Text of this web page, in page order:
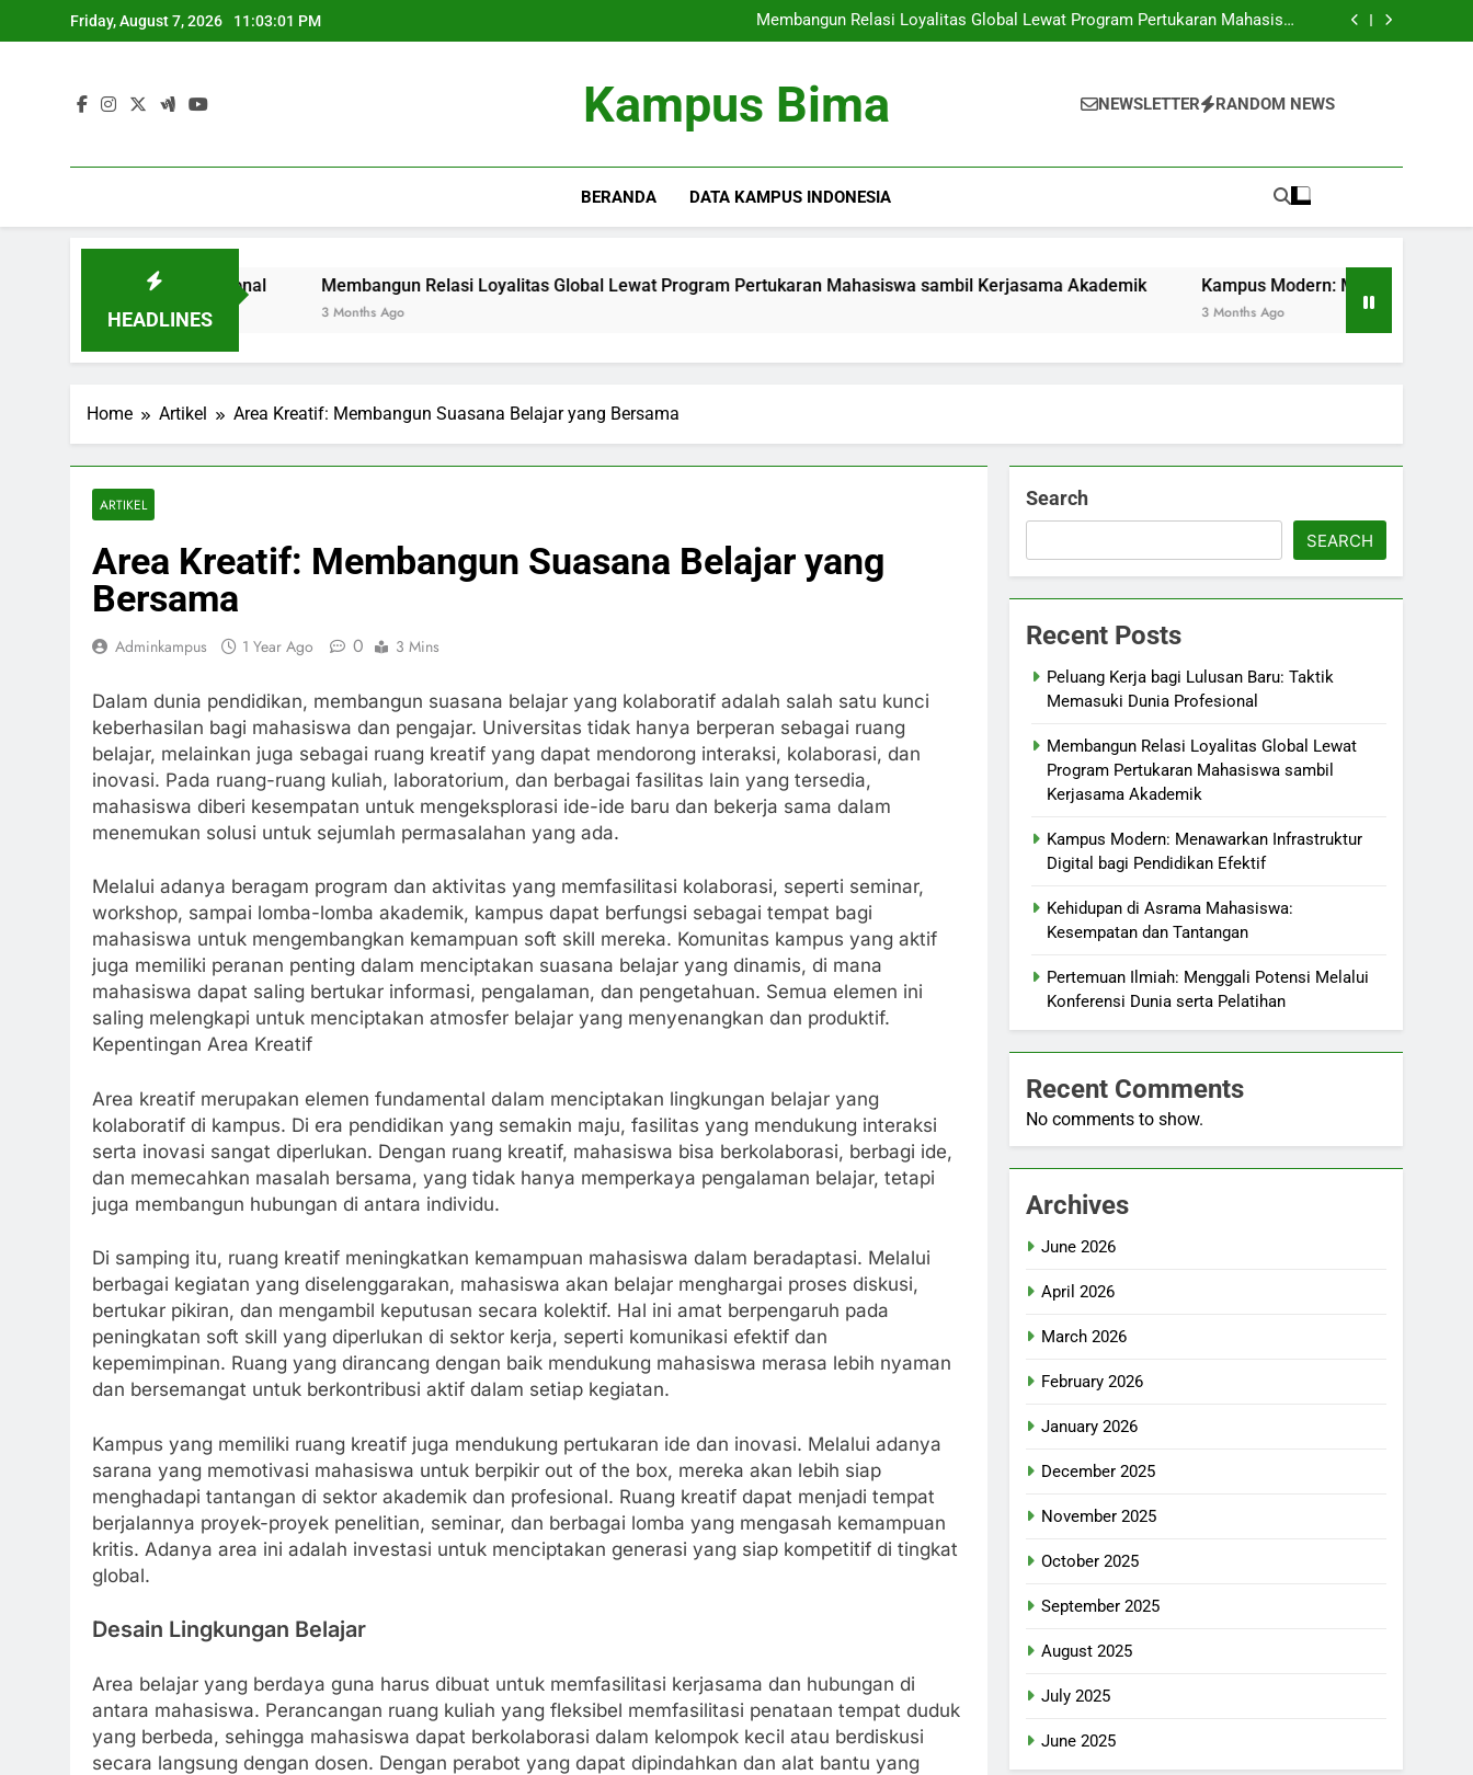
to
Friday, August 7, 2026 11:03:01 PM
Membangun Relasi Loyalitas Global Lewat Program Pertukaran Mahasiswa
sambil Kerjasama Akademik
Kampus Modern: Menawarkan Infrastruktur Digital bagi Pendidikan Efektif
Membangun Relasi Loyalitas Global Lewat Program Pertukaran Mahasiswa
sambil Kerjasama Akademik
Kampus Modern: Menawarkan Infrastruktur Digital bagi Pendidikan Efektif
Kampus Bima NEWSLETTER RANDOM NEWS
BERANDA DATA KAMPUS INDONESIA
HEADLINES
Dunia Profesional Membangun Relasi Loyalitas Global Lewat Program Pertukaran Mahasiswa sambil Kerjasama Akademik
3 Months Ago
Kampus Modern: Menawarkan
3 Months Ago
Home Artikel Area Kreatif: Membangun Suasana Belajar yang Bersama
ARTIKEL
Area Kreatif: Membangun Suasana Belajar yang
Bersama
Adminkampus 1 Year Ago 0 3 Mins
Dalam dunia pendidikan, membangun suasana belajar yang kolaboratif adalah salah satu kunci
keberhasilan bagi mahasiswa dan pengajar. Universitas tidak hanya berperan sebagai ruang
belajar, melainkan juga sebagai ruang kreatif yang dapat mendorong interaksi, kolaborasi, dan
inovasi. Pada ruang-ruang kuliah, laboratorium, dan berbagai fasilitas lain yang tersedia,
mahasiswa diberi kesempatan untuk mengeksplorasi ide-ide baru dan bekerja sama dalam
menemukan solusi untuk sejumlah permasalahan yang ada.
Melalui adanya beragam program dan aktivitas yang memfasilitasi kolaborasi, seperti seminar,
workshop, sampai lomba-lomba akademik, kampus dapat berfungsi sebagai tempat bagi
mahasiswa untuk mengembangkan kemampuan soft skill mereka. Komunitas kampus yang aktif
juga memiliki peranan penting dalam menciptakan suasana belajar yang dinamis, di mana
mahasiswa dapat saling bertukar informasi, pengalaman, dan pengetahuan. Semua elemen ini
saling melengkapi untuk menciptakan atmosfer belajar yang menyenangkan dan produktif.
Kepentingan Area Kreatif
Area kreatif merupakan elemen fundamental dalam menciptakan lingkungan belajar yang
kolaboratif di kampus. Di era pendidikan yang semakin maju, fasilitas yang mendukung interaksi
serta inovasi sangat diperlukan. Dengan ruang kreatif, mahasiswa bisa berkolaborasi, berbagi ide,
dan memecahkan masalah bersama, yang tidak hanya memperkaya pengalaman belajar, tetapi
juga membangun hubungan di antara individu.
Di samping itu, ruang kreatif meningkatkan kemampuan mahasiswa dalam beradaptasi. Melalui
berbagai kegiatan yang diselenggarakan, mahasiswa akan belajar menghargai proses diskusi,
bertukar pikiran, dan mengambil keputusan secara kolektif. Hal ini amat berpengaruh pada
peningkatan soft skill yang diperlukan di sektor kerja, seperti komunikasi efektif dan
kepemimpinan. Ruang yang dirancang dengan baik mendukung mahasiswa merasa lebih nyaman
dan bersemangat untuk berkontribusi aktif dalam setiap kegiatan.
Kampus yang memiliki ruang kreatif juga mendukung pertukaran ide dan inovasi. Melalui adanya
sarana yang memotivasi mahasiswa untuk berpikir out of the box, mereka akan lebih siap
menghadapi tantangan di sektor akademik dan profesional. Ruang kreatif dapat menjadi tempat
berjalannya proyek-proyek penelitian, seminar, dan berbagai lomba yang mengasah kemampuan
kritis. Adanya area ini adalah investasi untuk menciptakan generasi yang siap kompetitif di tingkat
global.
Desain Lingkungan Belajar
Area belajar yang berdaya guna harus dibuat untuk memfasilitasi kerjasama dan hubungan di
antara mahasiswa. Perancangan ruang kuliah yang fleksibel memfasilitasi penataan tempat duduk
yang berbeda, sehingga mahasiswa dapat berkolaborasi dalam kelompok kecil atau berdiskusi
secara langsung dengan dosen. Dengan perabot yang dapat dipindahkan dan alat bantu yang
Search
SEARCH
Recent Posts
Peluang Kerja bagi Lulusan Baru: Taktik
Memasuki Dunia Profesional
Membangun Relasi Loyalitas Global Lewat
Program Pertukaran Mahasiswa sambil
Kerjasama Akademik
Kampus Modern: Menawarkan Infrastruktur
Digital bagi Pendidikan Efektif
Kehidupan di Asrama Mahasiswa:
Kesempatan dan Tantangan
Pertemuan Ilmiah: Menggali Potensi Melalui
Konferensi Dunia serta Pelatihan
Recent Comments
No comments to show.
Archives
June 2026
April 2026
March 2026
February 2026
January 2026
December 2025
November 2025
October 2025
September 2025
August 2025
July 2025
June 2025